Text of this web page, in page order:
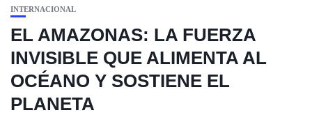
INTERNACIONAL
EL AMAZONAS: LA FUERZA
INVISIBLE QUE ALIMENTA AL
OCÉANO Y SOSTIENE EL
PLANETA